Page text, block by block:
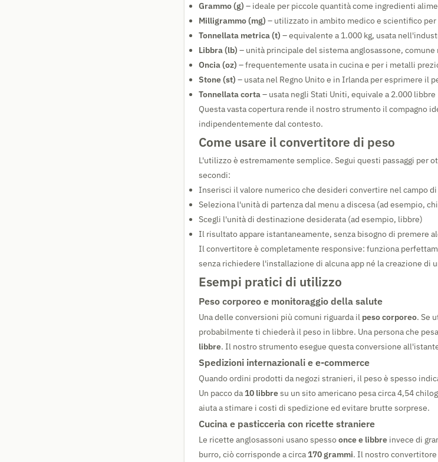
Grammo (g) – ideale per piccole quantità come ingredienti
Milligrammo (mg) – utilizzato in ambito medico e scientifico
Tonnellata metrica (t) – equivalente a 1.000 kg, usata
Libbra (lb) – unità principale del sistema anglosassone, comune
Oncia (oz) – frequentemente usata in cucina e per i metalli
Stone (st) – usata nel Regno Unito e in Irlanda per esprimere il
Tonnellata corta– usata negli Stati Uniti, equivale a 2.000 libbre
Questa vasta copertura rende il nostro strumento il compagno
indipendentemente dal contesto.
Come usare il convertitore di peso
L'utilizzo è estremamente semplice. Segui questi passaggi per
secondi:
Inserisci il valore numerico che desideri convertire nel campo
Seleziona l'unità di partenza dal menu a discesa (ad esempio,
Scegli l'unità di destinazione desiderata (ad esempio, libbre)
Il risultato appare istantaneamente, senza bisogno di premere
Il convertitore è completamente responsive: funziona
senza richiedere l'installazione di alcuna app né la creazione di
Esempi pratici di utilizzo
Peso corporeo e monitoraggio della salute
Una delle conversioni più comuni riguarda il peso corporeo. Se
probabilmente ti chiederà il peso in libbre. Una persona che
libbre. Il nostro strumento esegue questa conversione
Spedizioni internazionali e e-commerce
Quando ordini prodotti da negozi stranieri, il peso è spesso
Un pacco da 10 libbresu un sito americano pesa circa 4,54
aiuta a stimare i costi di spedizione ed evitare brutte sorprese.
Cucina e pasticceria con ricette straniere
Le ricette anglosassoni usano spessoonce e libbre invece di
burro, ciò corrisponde a circa 170 grammi. Il nostro